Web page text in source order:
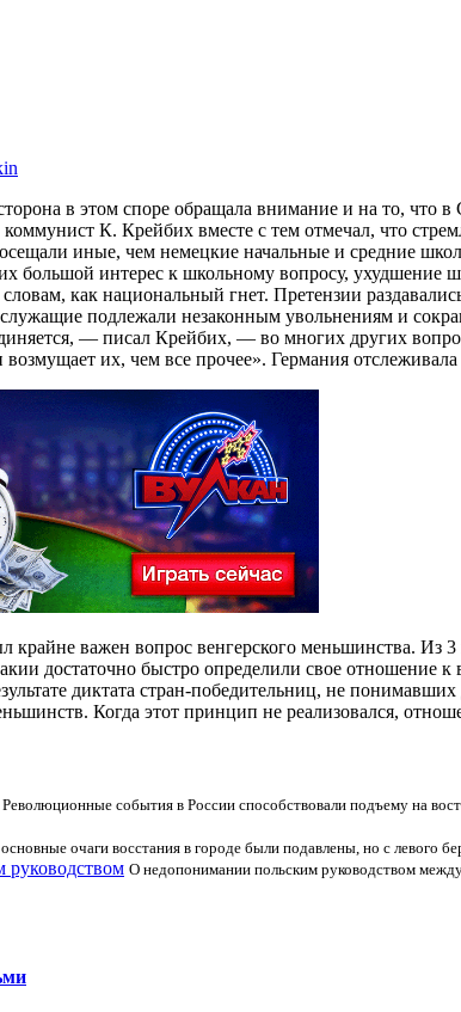
в этом споре обращала внимание и на то, что
К. Крейбих вместе с тем отмечал, что
иные, чем немецкие начальные и средние
большой интерес к школьному вопросу, ухудшение
словам, как национальный гнет. Претензии
служащие подлежали незаконным увольнениям и
— писал Крейбих, — во многих других
возмущает их, чем все прочее». Германия
крайне важен вопрос венгерского меньшинства.
достаточно быстро определили свое отношение
диктата стран-победительниц, не
Когда этот принцип не реализовался,
Революционные события в России способствовали подъему на
очаги восстания в городе были подавлены, но с левого
О недопонимании польским руководством